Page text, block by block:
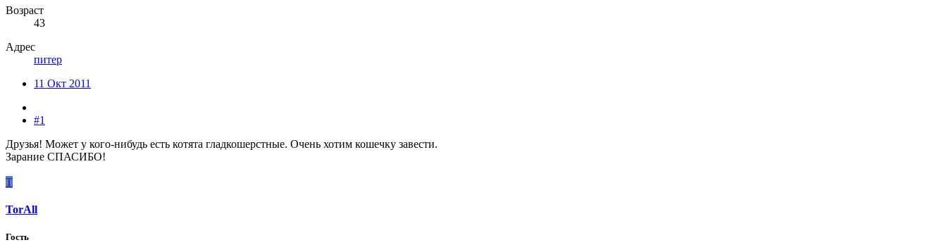
Возраст
43
Адрес
питер
11 Окт 2011
#1
Друзья! Может у кого-нибудь есть котята гладкошерстные. Очень хотим кошечку завести.
Зарание СПАСИБО!
T
TorAll
Гость